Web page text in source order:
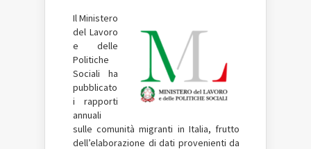
IlMinistero
del Lavoro
e delle
Politiche
Sociali ha
pubblicato
i rapporti
annuali
sulle comunità migranti in Italia, frutto
dell’elaborazione di dati provenienti da